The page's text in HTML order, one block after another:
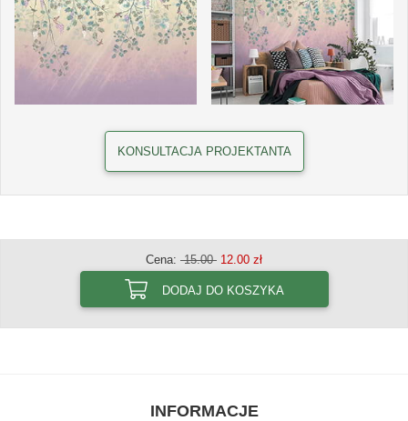
KONSULTACJA PROJEKTANTA
Cena: 15.00 12.00 zł
DODAJ DO KOSZYKA
INFORMACJE